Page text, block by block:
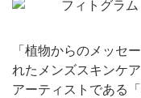
「植物からのメッセ
れたメンズスキンケ
アーティストである